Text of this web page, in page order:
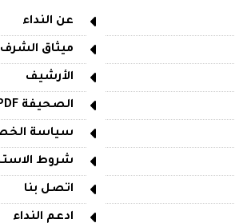
عن النداء
ميثاق الشرف
الأرشيف
الصحيفة PDF
سياسة
شروط
اتصل بنا
ادعم النداء